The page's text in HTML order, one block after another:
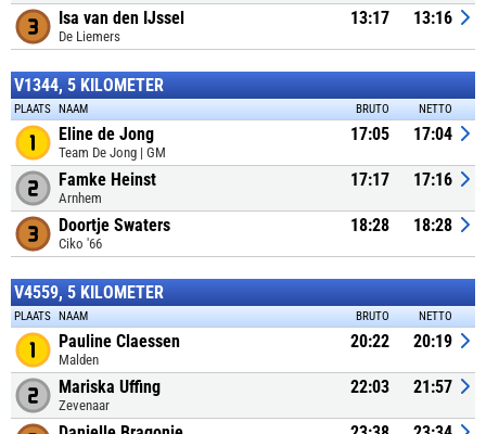
Isa van den IJssel
De Liemers
13:17 13:16
V1344, 5 KILOMETER
PLAATS NAAM BRUTO NETTO
Eline de Jong
Team De Jong | GM
17:05 17:04
Famke Heinst
Arnhem
17:17 17:16
Doortje Swaters
Ciko '66
18:28 18:28
V4559, 5 KILOMETER
PLAATS NAAM BRUTO NETTO
Pauline Claessen
Malden
20:22 20:19
Mariska Uffing
Zevenaar
22:03 21:57